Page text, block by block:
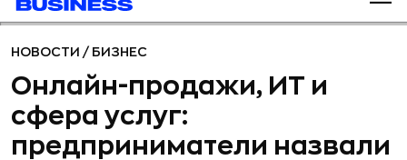
НОВОСТИ / БИЗНЕС
Онлайн-продажи, ИТ и
сфера услуг:
предприниматели назвали